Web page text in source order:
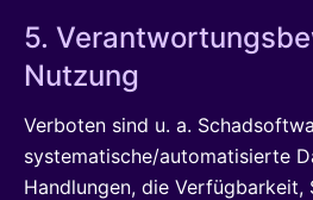
5.
Nutzung
Verboten sind u. a.
systematische/automatisierte
Handlungen, die Verfügbarkeit,